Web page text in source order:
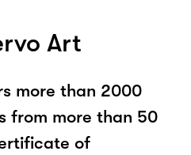
Art
more than 2000
from more than 50
of